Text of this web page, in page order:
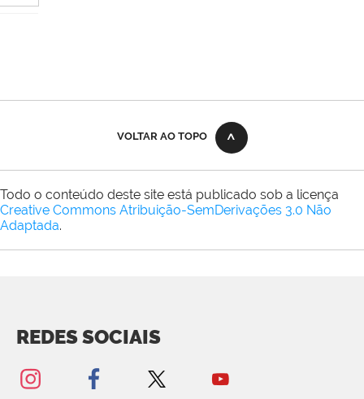
VOLTAR AO TOPO
Todo o conteúdo deste site está publicado sob a licença
Creative Commons Atribuição-SemDerivações 3.0 Não
Adaptada.
REDES SOCIAIS